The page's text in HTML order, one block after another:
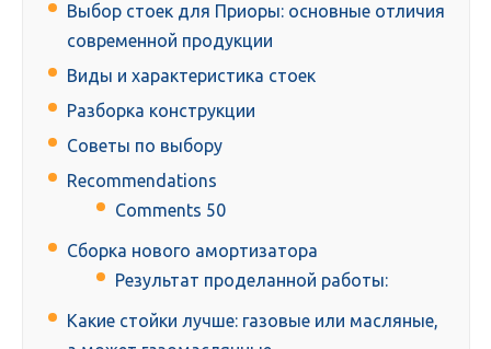
Выбор стоек для Приоры: основные отличия
современной продукции
Виды и характеристика стоек
Разборка конструкции
Советы по выбору
Recommendations
Comments 50
Сборка нового амортизатора
Результат проделанной работы:
Какие стойки лучше: газовые или масляные,